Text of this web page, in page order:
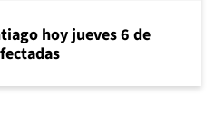
hoy jueves 6 de